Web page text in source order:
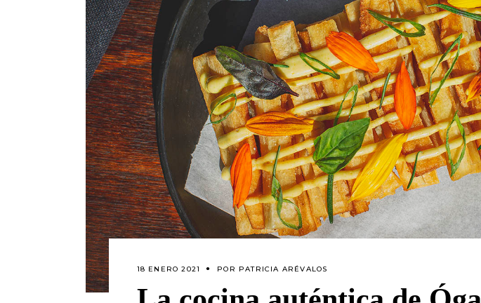
18 ENERO 2021 POR PATRICIA ARÉVALOS